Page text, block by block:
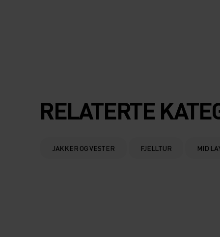
RELATERTE
JAKKER OG VESTER FJELLTUR MID